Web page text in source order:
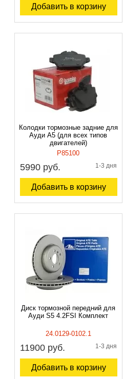
Добавить в корзину
Колодки тормозные задние для
Ауди A5 (для всех типов
двигателей)
P85100
5990 руб. 1-3 дня
Добавить в корзину
Диск тормозной передний для
Ауди S5 4.2FSI Комплект
24.0129-0102.1
11900 руб. 1-3 дня
Добавить в корзину